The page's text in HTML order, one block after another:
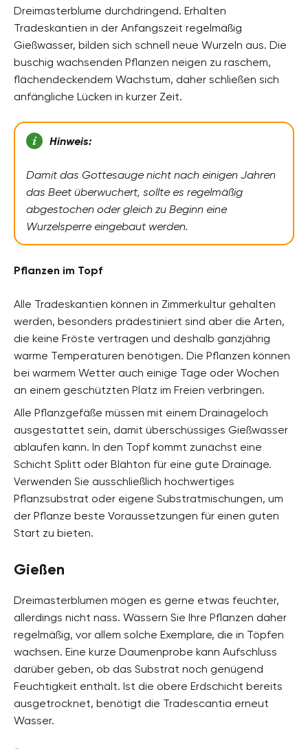
Dreimasterblume durchdringend. Erhalten
Tradeskantien in der Anfangszeit regelmäßig
Gießwasser, bilden sich schnell neue Wurzeln aus. Die
buschig wachsenden Pflanzen neigen zu raschem,
flächendeckendem Wachstum, daher schließen sich
anfängliche Lücken in kurzer Zeit.
Hinweis:
Damit das Gottesauge nicht nach einigen Jahren
das Beet überwuchert, sollte es regelmäßig
abgestochen oder gleich zu Beginn eine
Wurzelsperre eingebaut werden.
Pflanzen im Topf
Alle Tradeskantien können in Zimmerkultur gehalten
werden, besonders prädestiniert sind aber die Arten,
die keine Fröste vertragen und deshalb ganzjährig
warme Temperaturen benötigen. Die Pflanzen können
bei warmem Wetter auch einige Tage oder Wochen
an einem geschützten Platz im Freien verbringen.
Alle Pflanzgefäße müssen mit einem Drainageloch
ausgestattet sein, damit überschüssiges Gießwasser
ablaufen kann. In den Topf kommt zunächst eine
Schicht Splitt oder Blähton für eine gute Drainage.
Verwenden Sie ausschließlich hochwertiges
Pflanzsubstrat oder eigene Substratmischungen, um
der Pflanze beste Voraussetzungen für einen guten
Start zu bieten.
Gießen
Dreimasterblumen mögen es gerne etwas feuchter,
allerdings nicht nass. Wässern Sie Ihre Pflanzen daher
regelmäßig, vor allem solche Exemplare, die in Töpfen
wachsen. Eine kurze Daumenprobe kann Aufschluss
darüber geben, ob das Substrat noch genügend
Feuchtigkeit enthält. Ist die obere Erdschicht bereits
ausgetrocknet, benötigt die Tradescantia erneut
Wasser.